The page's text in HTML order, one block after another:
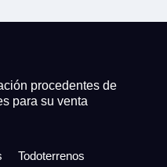
procedentes de
para su venta
Todoterrenos